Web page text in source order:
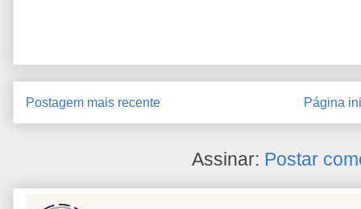
Postagem mais recente Página
Assinar: Postar